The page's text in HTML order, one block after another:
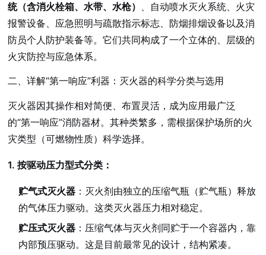
统（含消火栓箱、水带、水枪） 、自动喷水灭火系统、火灾
报警设备、应急照明与疏散指示标志、防烟排烟设备以及消
防员个人防护装备等。它们共同构成了一个立体的、层级的
火灾防控与应急体系。
二、详解“第一响应”利器：灭火器的科学分类与选用
灭火器因其操作相对简便、布置灵活，成为应用最广泛
的“第一响应”消防器材。其种类繁多，需根据保护场所的火
灾类型（可燃物性质）科学选择。
1. 按驱动压力型式分类：
贮气式灭火器 ：灭火剂由独立的压缩气瓶（贮气瓶）释放
的气体压力驱动。这类灭火器压力相对稳定。
贮压式灭火器 ：压缩气体与灭火剂同贮于一个容器内，靠
内部预压驱动。这是目前最常见的设计，结构紧凑。